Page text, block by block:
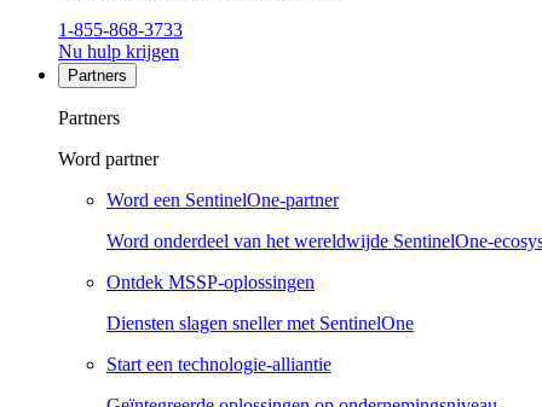
1-855-868-3733
Nu hulp krijgen
Partners
Partners
Word partner
Word een SentinelOne-partner
Word onderdeel van het wereldwijde SentinelOne-
Ontdek MSSP-oplossingen
Diensten slagen sneller met SentinelOne
Start een technologie-alliantie